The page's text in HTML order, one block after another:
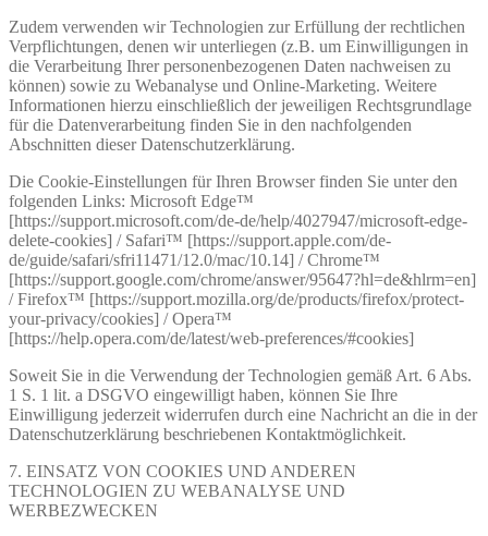
Zudem verwenden wir Technologien zur Erfüllung der rechtlichen
Verpflichtungen, denen wir unterliegen (z.B. um Einwilligungen in
die Verarbeitung Ihrer personenbezogenen Daten nachweisen zu
können) sowie zu Webanalyse und Online-Marketing. Weitere
Informationen hierzu einschließlich der jeweiligen Rechtsgrundlage
für die Datenverarbeitung finden Sie in den nachfolgenden
Abschnitten dieser Datenschutzerklärung.
Die Cookie-Einstellungen für Ihren Browser finden Sie unter den
folgenden Links: Microsoft Edge™
[https://support.microsoft.com/de-de/help/4027947/microsoft-edge-
delete-cookies] / Safari™ [https://support.apple.com/de-
de/guide/safari/sfri11471/12.0/mac/10.14] / Chrome™
[https://support.google.com/chrome/answer/95647?hl=de&hlrm=en]
/ Firefox™ [https://support.mozilla.org/de/products/firefox/protect-
your-privacy/cookies] / Opera™
[https://help.opera.com/de/latest/web-preferences/#cookies]
Soweit Sie in die Verwendung der Technologien gemäß Art. 6 Abs.
1 S. 1 lit. a DSGVO eingewilligt haben, können Sie Ihre
Einwilligung jederzeit widerrufen durch eine Nachricht an die in der
Datenschutzerklärung beschriebenen Kontaktmöglichkeit.
7. EINSATZ VON COOKIES UND ANDEREN
TECHNOLOGIEN ZU WEBANALYSE UND
WERBEZWECKEN